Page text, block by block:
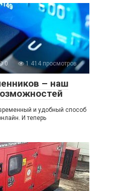
0 1 414 просмотров
– наш
и удобный способ
И теперь